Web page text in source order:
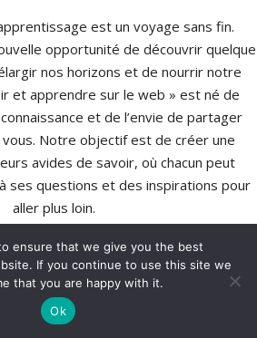
est un voyage sans fin.
opportunité de découvrir quelque
nos horizons et de nourrir notre
et apprendre sur le web » est né de
et de l’envie de partager
Notre objectif est de créer une
avides de savoir, où chacun peut
ses questions et des inspirations pour
aller plus loin.
trouverez ici
ensure that we give you the best
If you continue to use this site we
that you are happy with it.
Ok